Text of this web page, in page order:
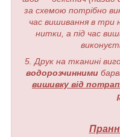
за схемою потрібно
час вишивання в три
нитки, а під час
5. Друк на тканині
водорозчинними
вишивку від